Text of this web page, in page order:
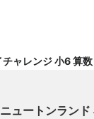
ニュートンランド